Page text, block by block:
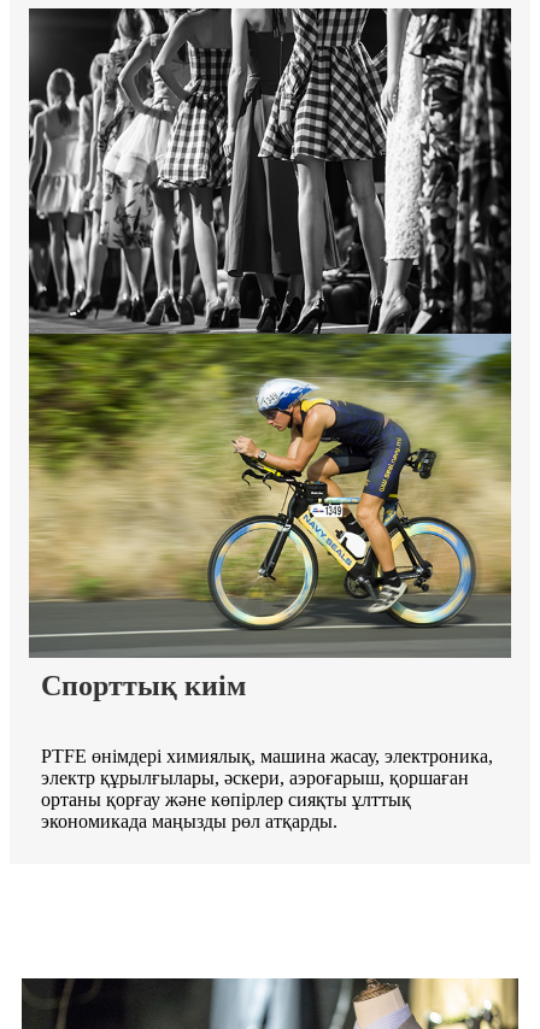
Спорттық киім
PTFE өнімдері химиялық, машина жасау, электроника,
электр құрылғылары, әскери, аэроғарыш, қоршаған
ортаны қорғау және көпірлер сияқты ұлттық
экономикада маңызды рөл атқарды.